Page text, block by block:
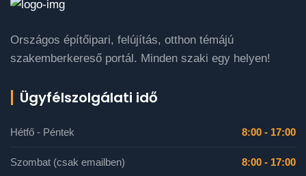
Országos építőipari, felújítás, otthon témájú
szakemberkereső portál. Minden szaki egy helyen!
Ügyfélszolgálati idő
Hétfő - Péntek 8:00 - 17:00
Szombat (csak emailben) 8:00 - 17:00